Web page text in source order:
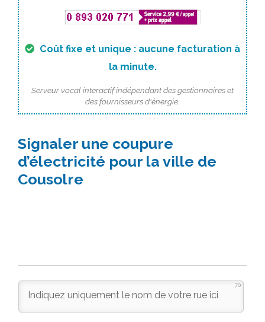
Coût fixe et unique : aucune facturation à
la minute.
Serveur vocal interactif indépendant des gestionnaires et
des fournisseurs d'énergie.
Signaler une coupure
d’électricité pour la ville de
Cousolre
70